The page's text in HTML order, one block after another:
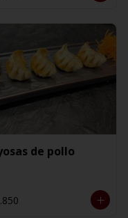
de pollo